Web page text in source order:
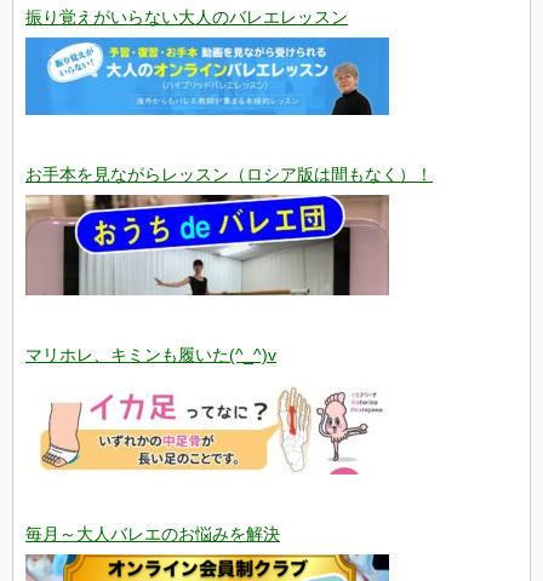
振り覚えがいらない大人のバレエレッスン
お手本を見ながらレッスン（ロシア版は間もなく）！
マリホレ、キミンも履いた(^_^)v
毎月～大人バレエのお悩みを解決